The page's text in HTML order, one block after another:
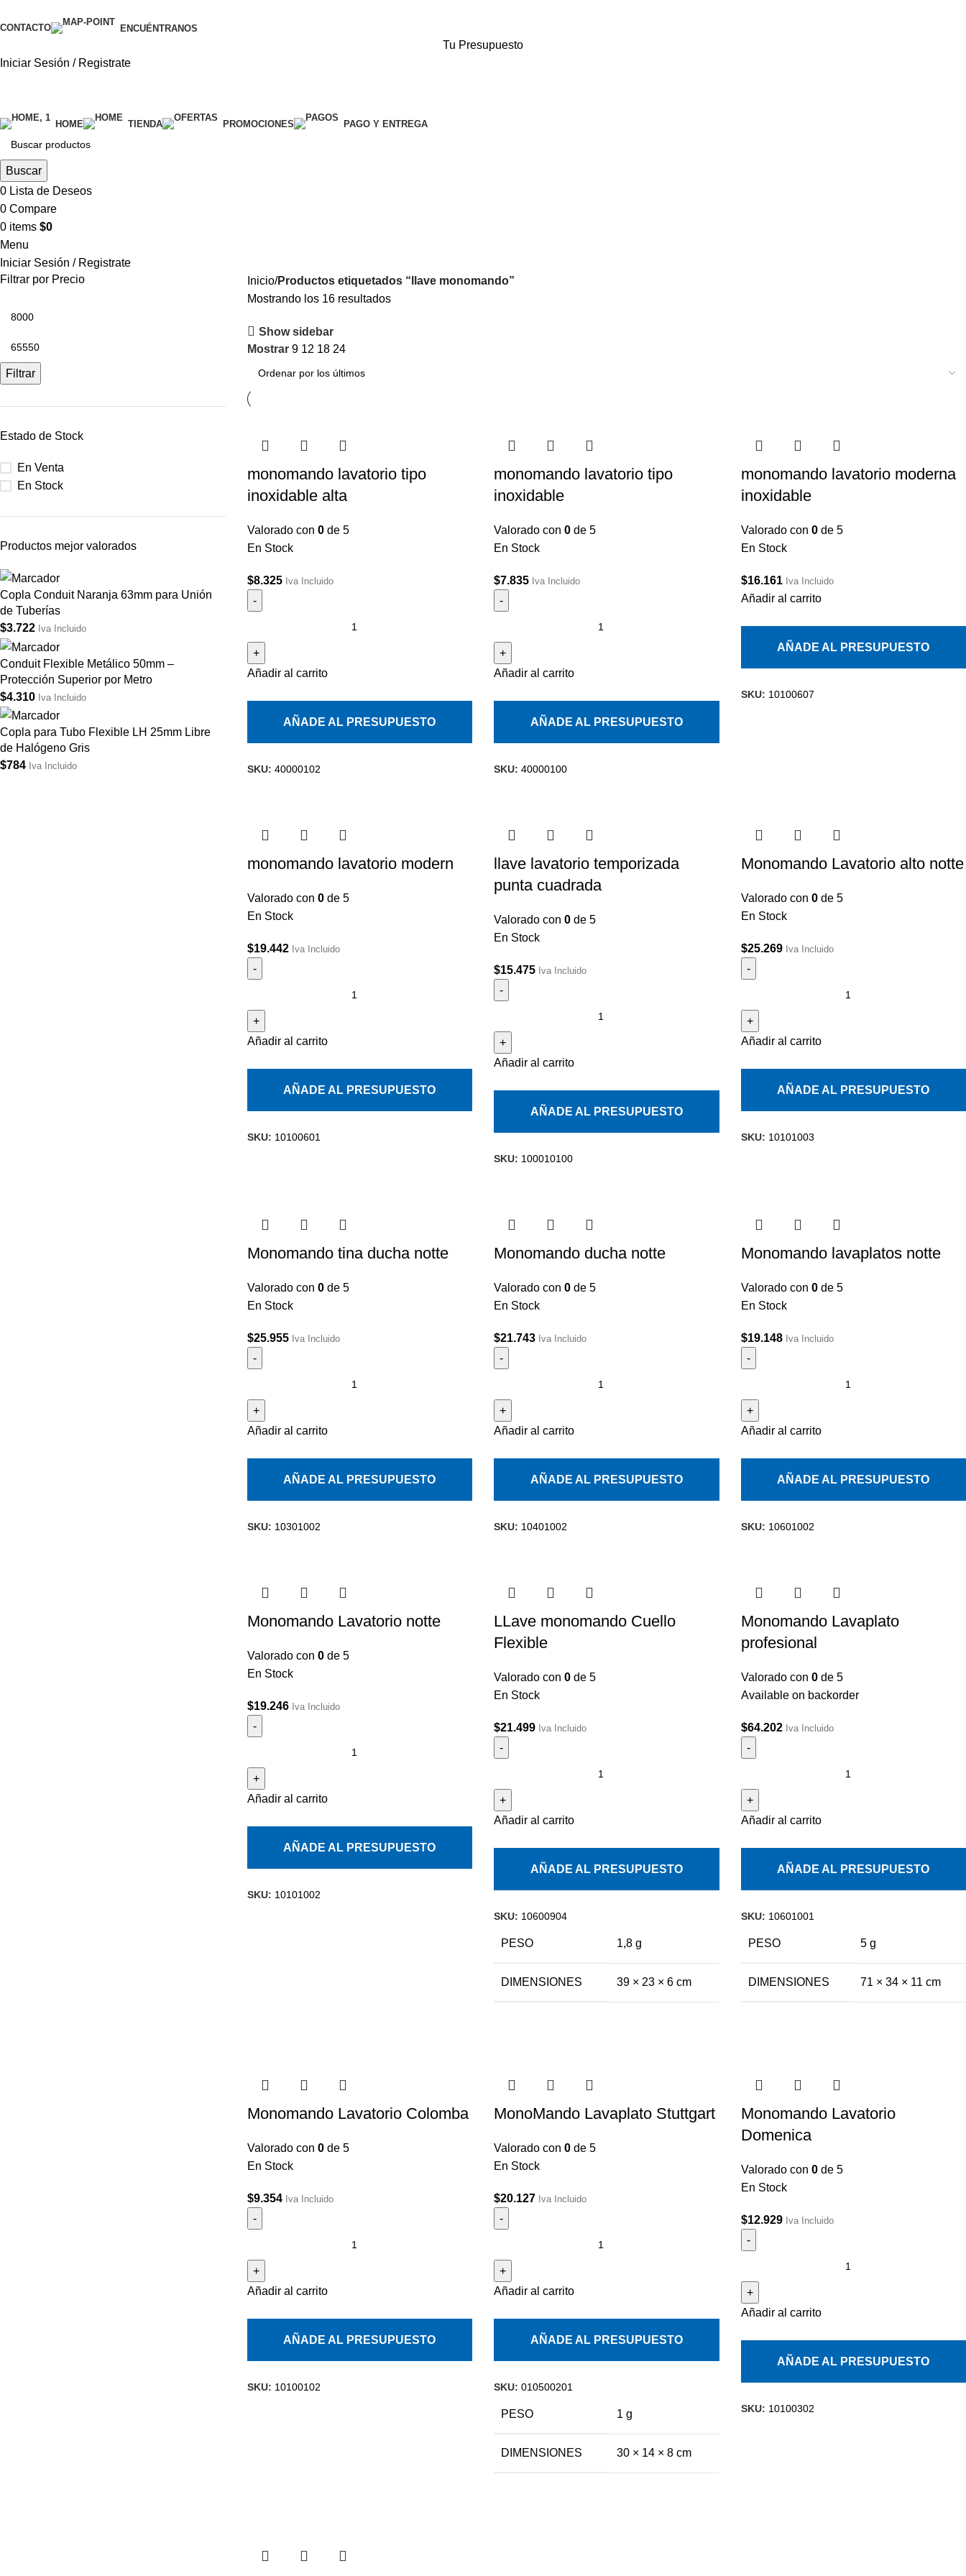
CONTACTO ENCUÉNTRANOS
Tu Presupuesto
Iniciar Sesión / Registrate
HOME TIENDA PROMOCIONES PAGO Y ENTREGA
Buscar
0 Lista de Deseos
0 Compare
0 items $0
Menu
Iniciar Sesión / Registrate
Filtrar por Precio
Filtrar
Estado de Stock
En Venta
En Stock
Productos mejor valorados
Copla Conduit Naranja 63mm para Unión
de Tuberías
$3.722 Iva Incluido
Conduit Flexible Metálico 50mm –
Protección Superior por Metro
$4.310 Iva Incluido
Copla para Tubo Flexible LH 25mm Libre
de Halógeno Gris
$784 Iva Incluido
Inicio Productos etiquetados “llave monomando”
Mostrando los 16 resultados
Show sidebar
Mostrar 9 12 18 24
monomando lavatorio tipo
inoxidable alta
Valorado con 0de 5
En Stock
$8.325 Iva Incluido
Añadir al carrito
AÑADE AL PRESUPUESTO
SKU: 40000102
monomando lavatorio tipo
inoxidable
Valorado con 0 de 5
En Stock
$7.835 Iva Incluido
Añadir al carrito
AÑADE AL PRESUPUESTO
SKU: 40000100
monomando lavatorio moderna
inoxidable
Valorado con 0de 5
En Stock
$16.161 Iva Incluido
Añadir al carrito
AÑADE AL PRESUPUESTO
SKU: 10100607
monomando lavatorio modern
Valorado con 0de 5
En Stock
$19.442 Iva Incluido
Añadir al carrito
AÑADE AL PRESUPUESTO
SKU: 10100601
llave lavatorio temporizada
punta cuadrada
Valorado con 0 de 5
En Stock
$15.475 Iva Incluido
Añadir al carrito
AÑADE AL PRESUPUESTO
SKU: 100010100
Monomando Lavatorio alto notte
Valorado con 0de 5
En Stock
$25.269 Iva Incluido
Añadir al carrito
AÑADE AL PRESUPUESTO
SKU: 10101003
Monomando tina ducha notte
Valorado con 0de 5
En Stock
$25.955 Iva Incluido
Añadir al carrito
AÑADE AL PRESUPUESTO
SKU: 10301002
Monomando ducha notte
Valorado con 0 de 5
En Stock
$21.743 Iva Incluido
Añadir al carrito
AÑADE AL PRESUPUESTO
SKU: 10401002
Monomando lavaplatos notte
Valorado con 0de 5
En Stock
$19.148 Iva Incluido
Añadir al carrito
AÑADE AL PRESUPUESTO
SKU: 10601002
Monomando Lavatorio notte
Valorado con 0de 5
En Stock
$19.246 Iva Incluido
Añadir al carrito
AÑADE AL PRESUPUESTO
SKU: 10101002
LLave monomando Cuello
Flexible
Valorado con 0 de 5
En Stock
$21.499 Iva Incluido
Añadir al carrito
AÑADE AL PRESUPUESTO
SKU: 10600904
PESO 1,8 g
DIMENSIONES 39 × 23 × 6 cm
Monomando Lavaplato
profesional
Valorado con 0de 5
Available on backorder
$64.202 Iva Incluido
Añadir al carrito
AÑADE AL PRESUPUESTO
SKU: 10601001
PESO 5 g
DIMENSIONES 71 × 34 × 11 cm
Monomando Lavatorio Colomba
Valorado con 0de 5
En Stock
$9.354 Iva Incluido
Añadir al carrito
AÑADE AL PRESUPUESTO
SKU: 10100102
MonoMando Lavaplato Stuttgart
Valorado con 0 de 5
En Stock
$20.127 Iva Incluido
Añadir al carrito
AÑADE AL PRESUPUESTO
SKU: 010500201
PESO 1 g
DIMENSIONES 30 × 14 × 8 cm
Monomando Lavatorio
Domenica
Valorado con 0de 5
En Stock
$12.929 Iva Incluido
Añadir al carrito
AÑADE AL PRESUPUESTO
SKU: 10100302